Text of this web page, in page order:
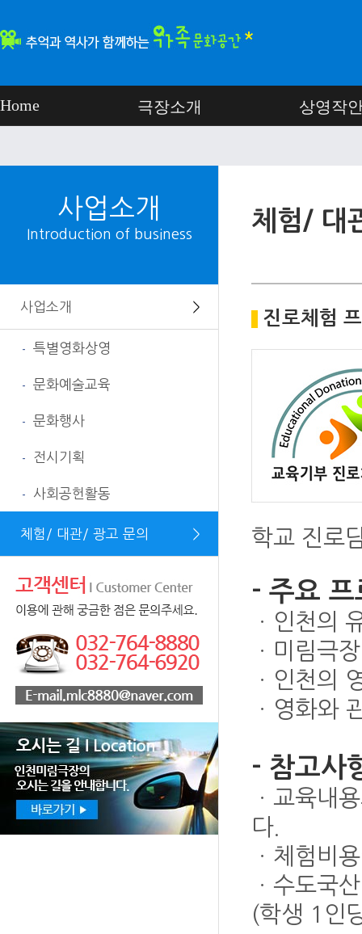
Home 극장소개 상영작
사업소개
Introduction of business
사업소개 ＞
- 특별영화상영
- 문화예술교육
- 문화행사
- 전시기획
- 사회공헌활동
체험/ 대관/ 광고 문의 ＞
체험/ 대
진로체험
학교 진로
- 주요 프
ㆍ인천의
ㆍ미림극
ㆍ인천의
ㆍ영화와
- 참고사
ㆍ교육내
다.
ㆍ체험비
ㆍ수도국
(학생 1인